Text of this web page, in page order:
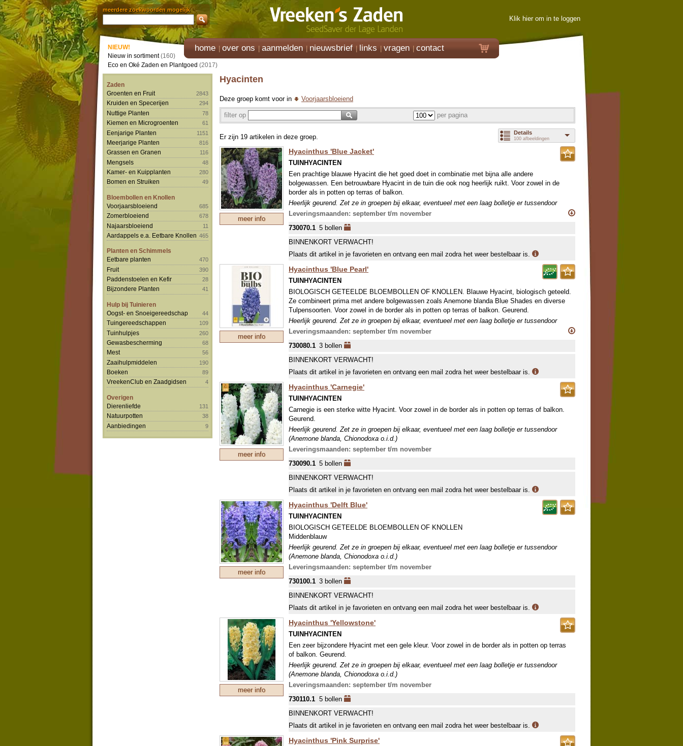
meerdere zoekwoorden mogelijk
Klik hier om in te loggen
home over ons aanmelden nieuwsbrief links vragen contact
NIEUW!
Nieuw in sortiment(160)
Eco en Oké Zaden en Plantgoed (2017)
Zaden
Groenten en Fruit
2843
Kruiden en Specerijen 294
Nuttige Planten 78
Kiemen en Microgroenten 61
Eenjarige Planten 1151
Meerjarige Planten 816
Grassen en Granen 116
Mengsels 48
Kamer- en Kuipplanten 280
Bomen en Struiken 49
Bloembollen en Knollen
Voorjaarsbloeiend
685
Zomerbloeiend 678
Najaarsbloeiend 11
Aardappels e.a. Eetbare Knollen 465
Planten en Schimmels
Eetbare planten
470
Fruit 390
Paddenstoelen en Kefir 28
Bijzondere Planten 41
Hulp bij Tuinieren
Oogst- en Snoeigereedschap
44
Tuingereedschappen 109
Tuinhulpjes 260
Gewasbescherming 68
Mest 56
Zaaihulpmiddelen 190
Boeken 89
VreekenClub en Zaadgidsen 4
Overigen
Dierenliefde
131
Natuurpotten 38
Aanbiedingen 9
Hyacinten
Deze groep komt voor in Voorjaarsbloeiend
filter op per pagina
Details
100 afbeeldingen
Er zijn 19 artikelen in deze groep.
meer info
Hyacinthus 'Blue Jacket'
TUINHYACINTEN
Een prachtige blauwe Hyacint die het goed doet in combinatie met bijna alle andere
bolgewassen. Een betrouwbare Hyacint in de tuin die ook nog heerlijk ruikt. Voor zowel in de
border als in potten op terras of balkon.
Heerlijk geurend. Zet ze in groepen bij elkaar, eventueel met een laag bolletje er tussendoor
(Anemone blanda, Chionodoxa o.i.d.)
Leveringsmaanden: september t/m november
730070.1 5 bollen
BINNENKORT VERWACHT!
Plaats dit artikel in je favorieten en ontvang een mail zodra het weer bestelbaar is.
meer info
Hyacinthus 'Blue Pearl'
TUINHYACINTEN
BIOLOGISCH GETEELDE BLOEMBOLLEN OF KNOLLEN. Blauwe Hyacint, biologisch geteeld.
Ze combineert prima met andere bolgewassen zoals Anemone blanda Blue Shades en diverse
Tulpensoorten. Voor zowel in de border als in potten op terras of balkon. Geurend.
Heerlijk geurend. Zet ze in groepen bij elkaar, eventueel met een laag bolletje er tussendoor
(Anemone blanda, Chionodoxa o.i.d.)
Leveringsmaanden: september t/m november
730080.1 3 bollen
BINNENKORT VERWACHT!
Plaats dit artikel in je favorieten en ontvang een mail zodra het weer bestelbaar is.
meer info
Hyacinthus 'Carnegie'
TUINHYACINTEN
Carnegie is een sterke witte Hyacint. Voor zowel in de border als in potten op terras of balkon.
Geurend.
Heerlijk geurend. Zet ze in groepen bij elkaar, eventueel met een laag bolletje er tussendoor
(Anemone blanda, Chionodoxa o.i.d.)
Leveringsmaanden: september t/m november
730090.1 5 bollen
BINNENKORT VERWACHT!
Plaats dit artikel in je favorieten en ontvang een mail zodra het weer bestelbaar is.
meer info
Hyacinthus 'Delft Blue'
TUINHYACINTEN
BIOLOGISCH GETEELDE BLOEMBOLLEN OF KNOLLEN
Middenblauw
Heerlijk geurend. Zet ze in groepen bij elkaar, eventueel met een laag bolletje er tussendoor
(Anemone blanda, Chionodoxa o.i.d.)
Leveringsmaanden: september t/m november
730100.1 3 bollen
BINNENKORT VERWACHT!
Plaats dit artikel in je favorieten en ontvang een mail zodra het weer bestelbaar is.
meer info
Hyacinthus 'Yellowstone'
TUINHYACINTEN
Een zeer bijzondere Hyacint met een gele kleur. Voor zowel in de border als in potten op terras
of balkon. Geurend.
Heerlijk geurend. Zet ze in groepen bij elkaar, eventueel met een laag bolletje er tussendoor
(Anemone blanda, Chionodoxa o.i.d.)
Leveringsmaanden: september t/m november
730110.1 5 bollen
BINNENKORT VERWACHT!
Plaats dit artikel in je favorieten en ontvang een mail zodra het weer bestelbaar is.
Hyacinthus 'Pink Surprise'